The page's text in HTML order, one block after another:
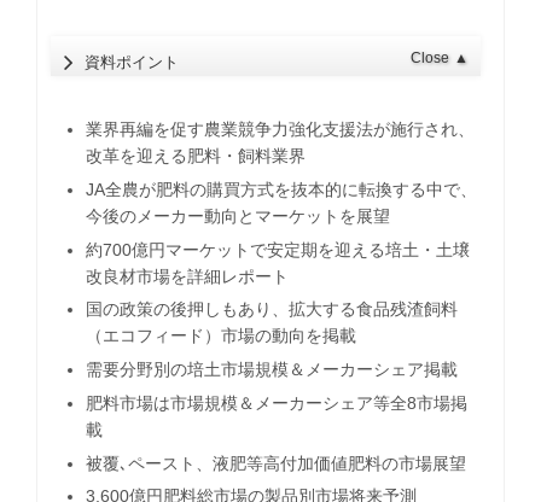
資料ポイント Close ▲
業界再編を促す農業競争力強化支援法が施行され、
改革を迎える肥料・飼料業界
JA全農が肥料の購買方式を抜本的に転換する中で、
今後のメーカー動向とマーケットを展望
約700億円マーケットで安定期を迎える培土・土壌
改良材市場を詳細レポート
国の政策の後押しもあり、拡大する食品残渣飼料
（エコフィード）市場の動向を掲載
需要分野別の培土市場規模＆メーカーシェア掲載
肥料市場は市場規模＆メーカーシェア等全8市場掲
載
被覆､ペースト、液肥等高付加価値肥料の市場展望
3,600億円肥料総市場の製品別市場将来予測